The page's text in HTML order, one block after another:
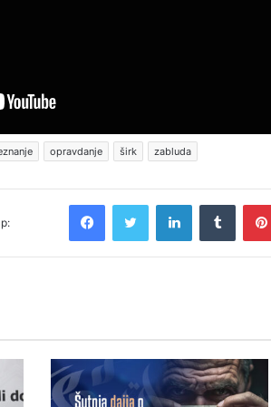
opravdanje širk zabluda